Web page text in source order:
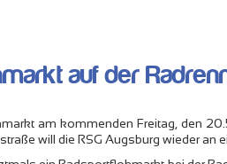
auf der
am kommenden Freitag, den
will die RSG Augsburg wieder an